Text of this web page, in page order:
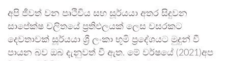
අපි ජීවත් වන පෘථිවිය සහ සූර්යයා අතර සිදුවන
සාපේක්ෂ චලිතයේ ප්‍රතිඵලයක් ලෙස වසරකට
දෙවතාවක් සූර්යයා ශ්‍රී ලංකා භූමි ප්‍රදේශයට මුදුන් වී
පායන බව ඔබ දැනුවත් වී ඇත. මේ වර්ෂයේ (2021)අප